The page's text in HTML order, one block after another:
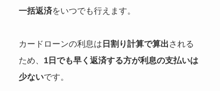
一括返済をいつでも行えます。
カードローンの利息は 日割り計算で算出 される
ため、 1日でも早く返済する方が利息の支払いは
少ないです。